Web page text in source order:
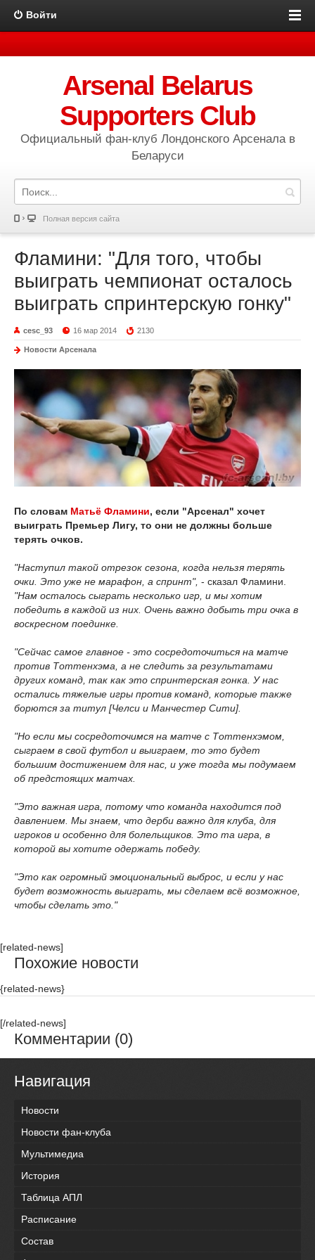
Войти
Arsenal Belarus
Supporters Club
Официальный фан-клуб Лондонского Арсенала в
Беларуси
Полная версия сайта
Фламини: "Для того, чтобы
выиграть чемпионат осталось
выиграть спринтерскую гонку"
cesc_93 16 мар 2014 2130
Новости Арсенала
По словам Матьё Фламини, если "Арсенал" хочет
выиграть Премьер Лигу, то они не должны больше
терять очков.
"Наступил такой отрезок сезона, когда нельзя терять
очки. Это уже не марафон, а спринт", - сказал Фламини.
"Нам осталось сыграть несколько игр, и мы хотим
победить в каждой из них. Очень важно добыть три очка в
воскресном поединке.
"Сейчас самое главное - это сосредоточиться на матче
против Тоттенхэма, а не следить за результатами
других команд, так как это спринтерская гонка. У нас
остались тяжелые игры против команд, которые также
борются за титул [Челси и Манчестер Сити].
"Но если мы сосредоточимся на матче с Тоттенхэмом,
сыграем в свой футбол и выиграем, то это будет
большим достижением для нас, и уже тогда мы подумаем
об предстоящих матчах.
"Это важная игра, потому что команда находится под
давлением. Мы знаем, что дерби важно для клуба, для
игроков и особенно для болельщиков. Это та игра, в
которой вы хотите одержать победу.
"Это как огромный эмоциональный выброс, и если у нас
будет возможность выиграть, мы сделаем всё возможное,
чтобы сделать это."
[related-news]
Похожие новости
{related-news}
[/related-news]
Комментарии (0)
Навигация
Новости
Новости фан-клуба
Мультимедиа
История
Таблица АПЛ
Расписание
Состав